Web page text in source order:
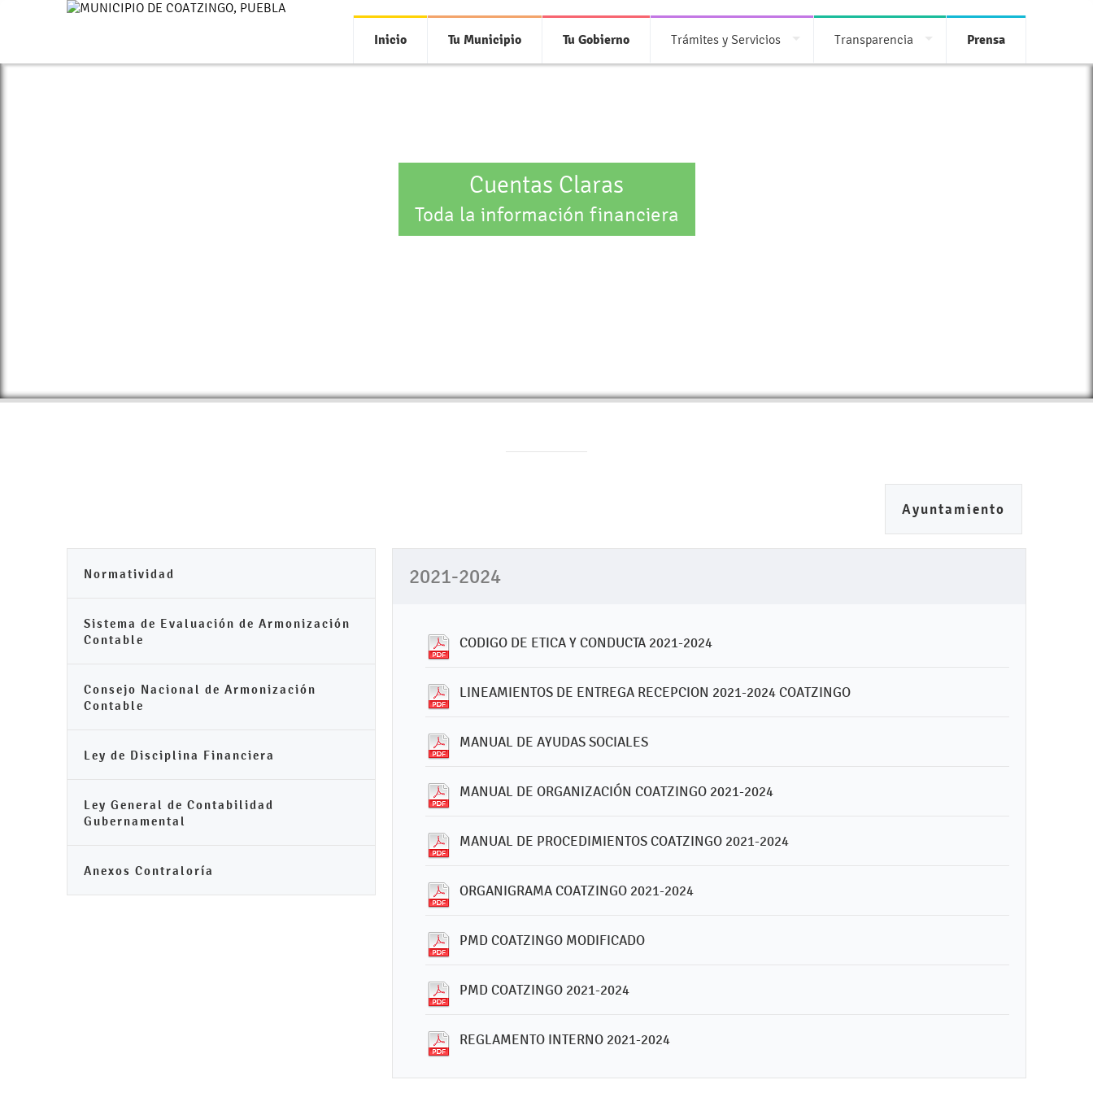
Inicio Tu Municipio Tu Gobierno Trámites y Servicios Transparencia Prensa
Cuentas Claras
Toda la información financiera
Ayuntamiento
Normatividad
Sistema de Evaluación de Armonización
Contable
Consejo Nacional de Armonización
Contable
Ley de Disciplina Financiera
Ley General de Contabilidad
Gubernamental
Anexos Contraloría
2021-2024
CODIGO DE ETICA Y CONDUCTA 2021-2024
LINEAMIENTOS DE ENTREGA RECEPCION 2021-2024 COATZINGO
MANUAL DE AYUDAS SOCIALES
MANUAL DE ORGANIZACIÓN COATZINGO 2021-2024
MANUAL DE PROCEDIMIENTOS COATZINGO 2021-2024
ORGANIGRAMA COATZINGO 2021-2024
PMD COATZINGO MODIFICADO
PMD COATZINGO 2021-2024
REGLAMENTO INTERNO 2021-2024